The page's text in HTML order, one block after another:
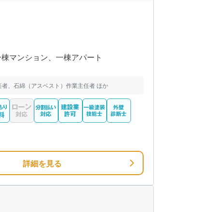
マンション、一棟アパート
、石綿（アスベスト）作業主任者 ほか
詳細を見る